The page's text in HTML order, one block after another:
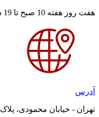
هفت روز هفته 10 صبح تا 19 شب
آدرس
تهران - خیابان محمودی، پلاک 316